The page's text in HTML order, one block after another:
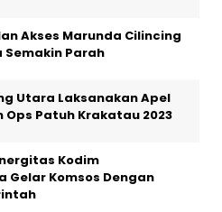
Akses Marunda Cilincing
Parah
Utara Laksanakan Apel
Ops Patuh Krakatau 2023
Kodim
Gelar Komsos Dengan